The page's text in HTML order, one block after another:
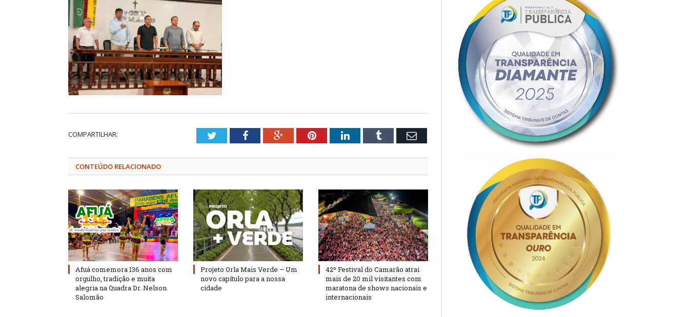
COMPARTILHAR: TwitterFacebookGoogle+PinterestLinkedInTumblr Email
CONTEÚDO RELACIONADO
Afuá comemora 136 anos com
orgulho, tradição e muita
alegria na Quadra Dr. Nelson
Salomão
Projeto Orla Mais Verde – Um
novo capítulo para a nossa
cidade
42º Festival do Camarão atrai
mais de 20 mil visitantes com
maratona de shows nacionais e
internacionais